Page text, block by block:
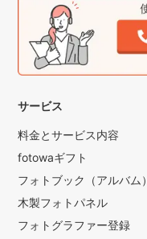
サービス
料金とサービス内容
fotowaギフト
フォトブック（アルバム）
木製フォトパネル
フォトグラファー登録